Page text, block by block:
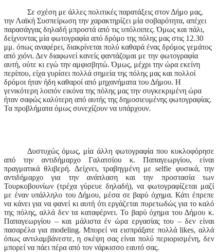
Σε σχέση με άλλες πολιτικές παρατάξεις στον Δήμο μας,
την Λαϊκή Συσπείρωση την χαρακτηρίζει μία σοβαρότητα, απέχει
παρασάγγας δηλαδή μπροστά από τις υπόλοιπες. Όμως και πάλι,
δείχνοντας μία φωτογραφία από δρόμο της πόλης μας στις 12.30
μμ. όπως αναφέρει, διακρίνεται πολύ καθαρά ένας δρόμος γεμάτος
από χιόνι. Δεν διαφωνεί κανείς φαντάζομαι με την φωτογραφία
αυτή, ούτε κι εγώ την αμφισβητώ. Όμως, μέχρι την ώρα εκείνη
περίπου, είχα γυρίσει πολλά σημεία της πόλης μας και πολλοί
δρόμοι ήταν ήδη καθαροί από μηχανήματα του Δήμου. Η
γενικότερη λοιπόν εικόνα της πόλης μας την συγκεκριμένη ώρα
ήταν σαφώς καλύτερη από αυτής της δημοσιευμένης φωτογραφίας.
Τα προβλήματα όμως συνεχίζουν να υπάρχουν.
Δυστυχώς όμως, μία άλλη φωτογραφία που κυκλοφόρησε
από την αντιδήμαρχο Γαλατσίου κ. Παπαγεωργίου, είναι
πραγματικά θλιβερή. Δείχνει, τραβηγμένη μεselfie φυσικά, την
αντιδήμαρχο για την ανάπλαση και την προστασία των
Τουρκοβουνίων (τρέχα γύρευε δηλαδή), να φωτογραφίζεται μαζί
με έναν υπάλληλο του Δήμου, μέσα σε βαρύ όχημα. Κάτι έπρεπε
να κάνει για να φανεί κι αυτή ότι εργάζεται πυρετωδώς για το καλό
της πόλης, αλλά δεν τα καταφέρνει. Το βαρύ όχημα του Δήμου κ.
Παπαγεωργίου – και μάλιστα έν ώρα εργασίας του – δεν είναι
πασαρέλα για modeling. Μπορεί να εισπράξατε πολλάlikes, αλλά
όπως αντιλαμβάνεστε, η σκέψη σας είναι πολύ περιορισμένη, δεν
μπορεί να πάει πέρα από τον νάρκισσο εαυτό σας.